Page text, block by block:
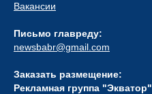
Вакансии
Письмо главреду:
newsbabr@gmail.com
Заказать размещение:
Рекламная группа "Экватор"